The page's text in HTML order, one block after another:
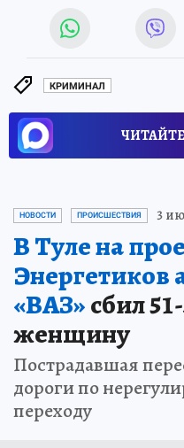
КРИМИНАЛ
НОВОСТИ ПРОИСШЕСТВИЯ 3
В Туле на
Энергетиков
«ВАЗ»сбил
женщину
Пострадавшая
дороги по
переходу